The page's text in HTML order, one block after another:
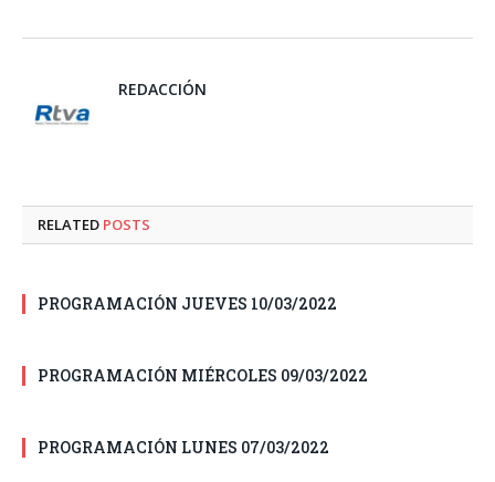
REDACCIÓN
RELATED POSTS
PROGRAMACIÓN JUEVES 10/03/2022
PROGRAMACIÓN MIÉRCOLES 09/03/2022
PROGRAMACIÓN LUNES 07/03/2022